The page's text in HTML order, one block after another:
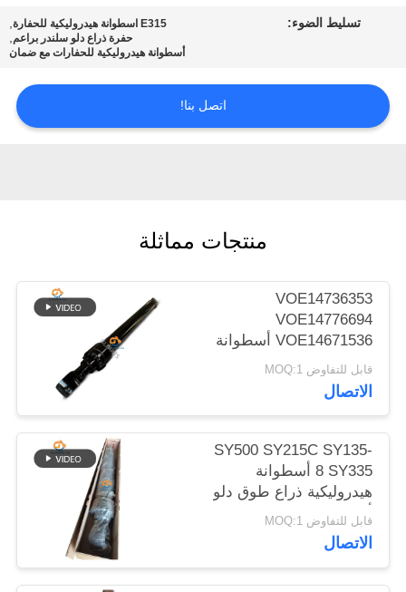
اتصل
أخبار
سياسة
الخصوصية
تسليط الضوء: E315 اسطوانة هيدروليكية للحفارة ,
حفرة ذراع دلو سلندر براعم,
أسطوانة هيدروليكية للحفارات مع ضمان
اتصل بنا!
منتجات مماثلة
VOE14736353
VOE14776694
VOE14671536 أسطوانة
هيدروليكية بقاء الذراع لـ
EC480D EC480E
EC750E
قابل للتفاوض MOQ:1
الاتصال
SY500 SY215C SY135-
8 SY335 أسطوانة
هيدروليكية ذراع طوق دلو
أسطوانة على الحفرة
قابل للتفاوض MOQ:1
الاتصال